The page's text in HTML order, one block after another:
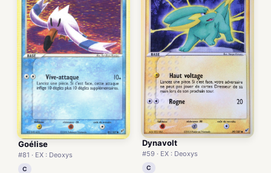
Goélise
#81 · EX : Deoxys
C
Dynavolt
#59 · EX : Deoxys
C